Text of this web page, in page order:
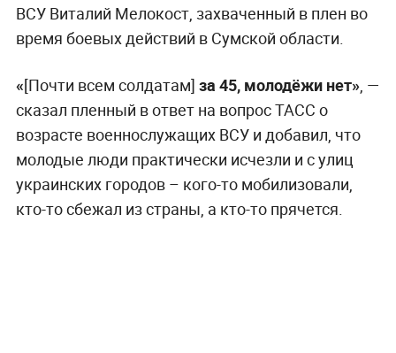
ВСУ Виталий Мелокост, захваченный в плен во
время боевых действий в Сумской области.
«[Почти всем солдатам] за 45, молодёжи нет», —
сказал пленный в ответ на вопрос ТАСС о
возрасте военнослужащих ВСУ и добавил, что
молодые люди практически исчезли и с улиц
украинских городов – кого-то мобилизовали,
кто-то сбежал из страны, а кто-то прячется.